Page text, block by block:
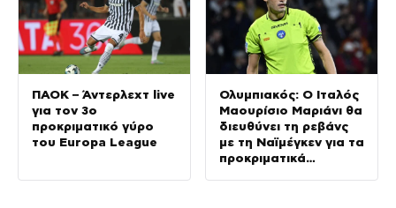
ΠΑΟΚ – Άντερλεχτ live
για τον 3ο
προκριματικό γύρο
του Europa League
Ολυμπιακός: Ο Ιταλός
Μαουρίσιο Μαριάνι θα
διευθύνει τη ρεβάνς
με τη Ναϊμέγκεν για τα
προκριματικά